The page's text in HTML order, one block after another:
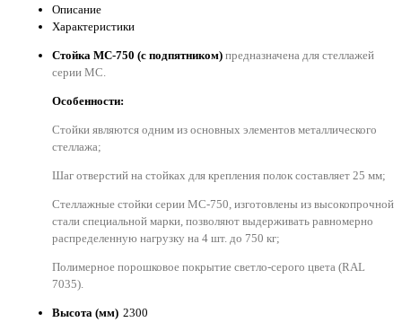
Описание
Характеристики
Стойка МС-750 (с подпятником) предназначена для стеллажей
серии MС.
Особенности:
Стойки являются одним из основных элементов металлического
стеллажа;
Шаг отверстий на стойках для крепления полок составляет 25 мм;
Стеллажные стойки серии МС-750, изготовлены из высокопрочной
стали специальной марки, позволяют выдерживать равномерно
распределенную нагрузку на 4 шт. до 750 кг;
Полимерное порошковое покрытие светло-серого цвета (RAL
7035).
Высота (мм) 2300